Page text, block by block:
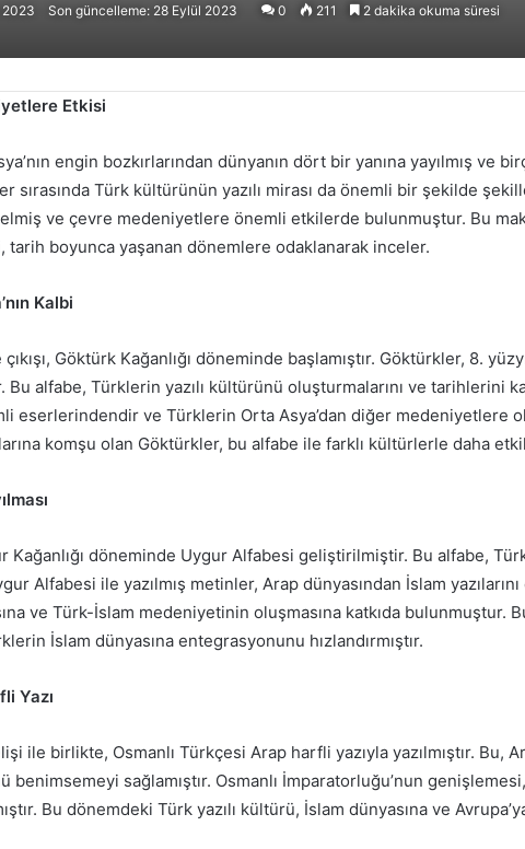
2023 Son güncelleme: 28 Eylül 2023 0 211 2 dakika okuma süresi
Etkisi
engin bozkırlarından dünyanın dört bir yanına yayılmış ve
Türk kültürünün yazılı mirası da önemli bir şekilde
ve çevre medeniyetlere önemli etkilerde bulunmuştur. Bu
boyunca yaşanan dönemlere odaklanarak inceler.
Kalbi
Göktürk Kağanlığı döneminde başlamıştır. Göktürkler, 8.
alfabe, Türklerin yazılı kültürünü oluşturmalarını ve tarihlerini
eserlerindendir ve Türklerin Orta Asya’dan diğer medeniyetlere
komşu olan Göktürkler, bu alfabe ile farklı kültürlerle daha
Kağanlığı döneminde Uygur Alfabesi geliştirilmiştir. Bu alfabe,
Alfabesi ile yazılmış metinler, Arap dünyasından İslam
ve Türk-İslam medeniyetinin oluşmasına katkıda bulunmuştur.
İslam dünyasına entegrasyonunu hızlandırmıştır.
Yazı
ile birlikte, Osmanlı Türkçesi Arap harfli yazıyla yazılmıştır. Bu,
benimsemeyi sağlamıştır. Osmanlı İmparatorluğu’nun
Bu dönemdeki Türk yazılı kültürü, İslam dünyasına ve